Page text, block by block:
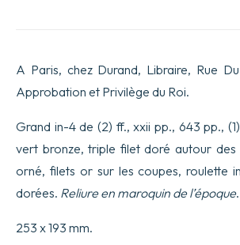
A Paris, chez Durand, Libraire, Rue
Approbation et Privilège du Roi.
Grand in-4 de (2) ff., xxii pp., 643 pp.,
vert bronze, triple filet doré autour
orné, filets or sur les coupes, roulette
dorées. Reliure en maroquin de l’époque.
253 x 193 mm.